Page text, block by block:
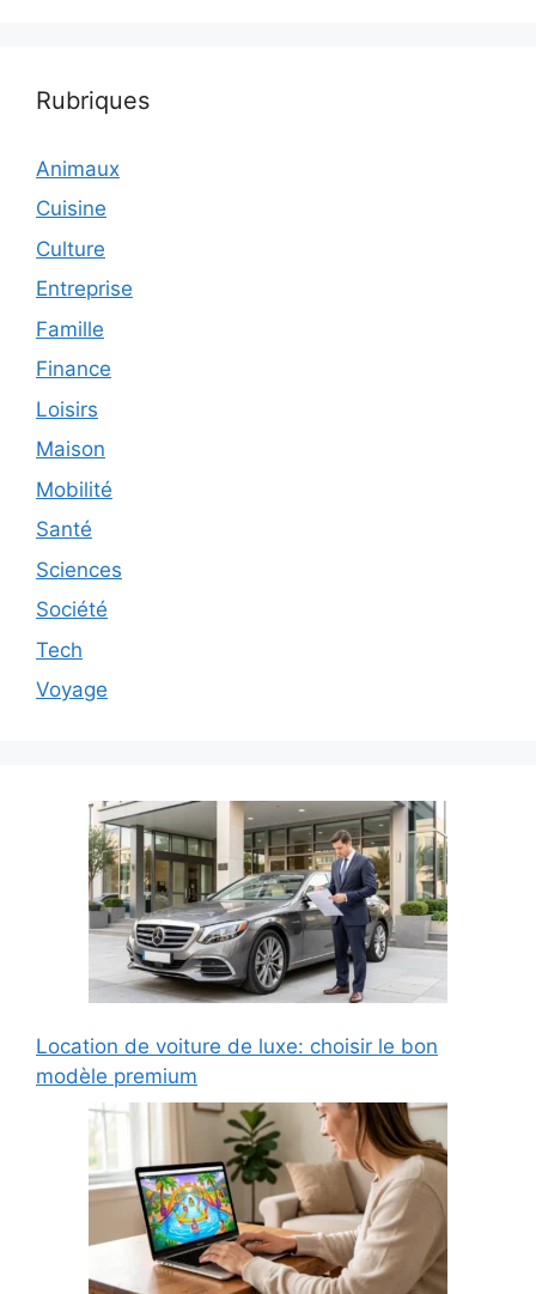
Rubriques
Animaux
Cuisine
Culture
Entreprise
Famille
Finance
Loisirs
Maison
Mobilité
Santé
Sciences
Société
Tech
Voyage
Location de voiture de luxe: choisir le bon
modèle premium